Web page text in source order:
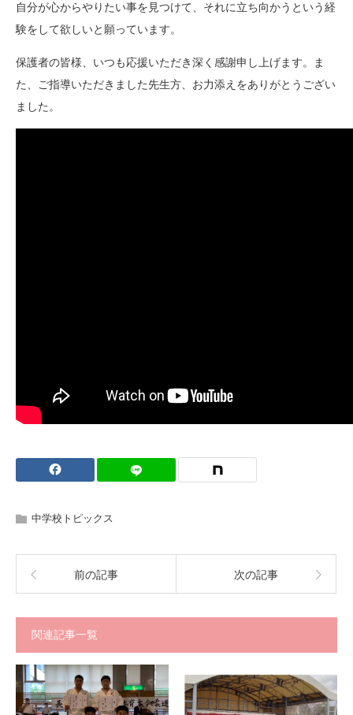
自分が心からやりたい事を見つけて、それに立ち向かうという経
験をして欲しいと願っています。
保護者の皆様、いつも応援いただき深く感謝申し上げます。ま
た、ご指導いただきました先生方、お力添えをありがとうござい
ました。
中学校トピックス
前の記事 次の記事
関連記事一覧